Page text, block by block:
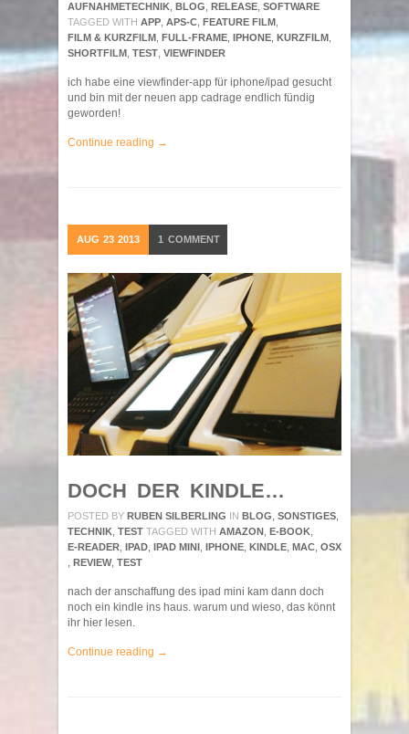
AUFNAHMETECHNIK BLOG RELEASE SOFTWARE
TAGGED WITH APP APS-C FEATURE FILM
FILM & KURZFILM FULL-FRAME IPHONE KURZFILM
SHORTFILM TEST VIEWFINDER
ich habe eine viewfinder-app für iphone/ipad gesucht
und bin mit der neuen app cadrage endlich fündig
geworden!
Continue reading →
AUG 23 2013 1 COMMENT
DOCH DER KINDLE…
POSTED BY RUBEN SILBERLING IN BLOG SONSTIGES
TECHNIK TEST TAGGED WITH AMAZON E-BOOK
E-READER IPAD IPAD MINI IPHONE KINDLE MAC OSX
REVIEW, TEST
nach der anschaffung des ipad mini kam dann doch
noch ein kindle ins haus. warum und wieso, das könnt
ihr hier lesen.
Continue reading →